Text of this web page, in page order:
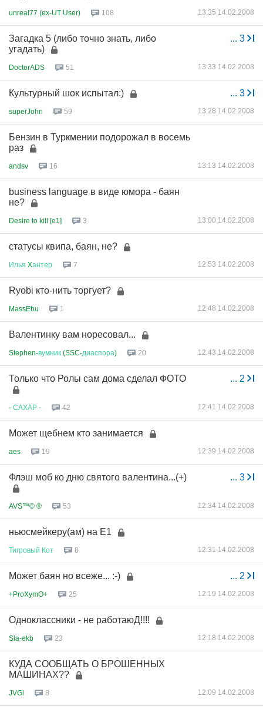
unreal77 (ex-UT User) 108 13:35 14.02.2008
... 3
Загадка 5 (либо точно знать, либо
угадать)
DoctorADS 51 13:33 14.02.2008
... 3
Культурный шок испытал:)
superJohn 59 13:28 14.02.2008
Бензин в Туркмении подорожал в восемь
раз
andsv 16 13:13 14.02.2008
business language в виде юмора - баян
не?
Desire to kill [e1] 3 13:00 14.02.2008
статусы квипа, баян, не?
Илья Xантер 7 12:53 14.02.2008
Ryobi кто-нить торгует?
MassEbu 1 12:48 14.02.2008
Валентинку вам норесовал...
Stephen-вумник (SSC-диаспора) 20 12:43 14.02.2008
... 2
Только что Ролы сам дома сделал ФОТО
- САХАР - 42 12:41 14.02.2008
Может щебнем кто занимается
aes 19 12:39 14.02.2008
... 3
Флэш моб ко дню святого валентина...(+)
AVS™© ® 53 12:34 14.02.2008
ньюсмейкеру(ам) на Е1
Тигровый Кот 8 12:31 14.02.2008
... 2
Может баян но всеже... :-)
+ProXymO+ 25 12:19 14.02.2008
Одноклассники - не работаюД!!!!
Sla-ekb 23 12:18 14.02.2008
КУДА СООБЩАТЬ О БРОШЕННЫХ
МАШИНАХ??
JVGl 8 12:09 14.02.2008